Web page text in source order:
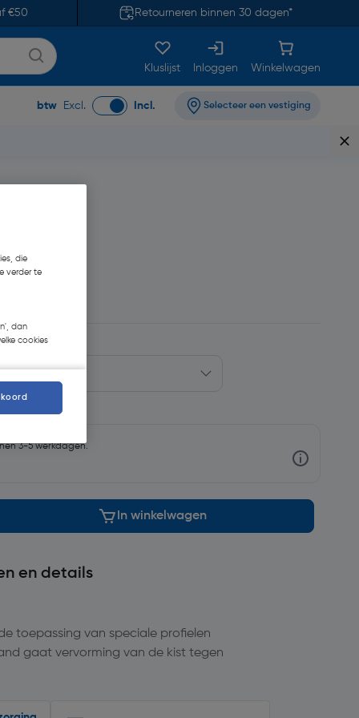
€50 Retourneren binnen 30 dagen*
Kluslijst Inloggen Winkelwagen
btw Excl. Incl. Selecteer een vestiging
3-5 werkdagen.
In winkelwagen
en details
toepassing van speciale profielen
gaat vervorming van de kist tegen
die
verder te
dan
cookies